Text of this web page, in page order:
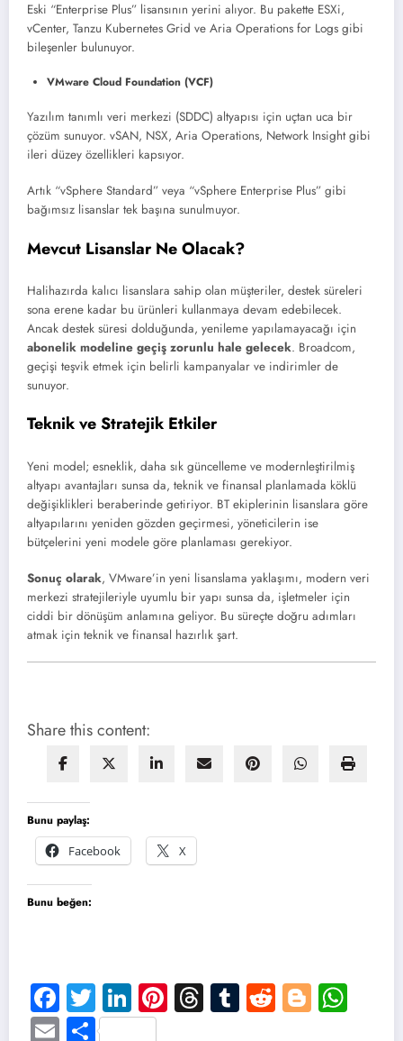
Eski “Enterprise Plus” lisansının yerini alıyor. Bu pakette ESXi,
vCenter, Tanzu Kubernetes Grid ve Aria Operations for Logs gibi
bileşenler bulunuyor.
VMware Cloud Foundation (VCF)
Yazılım tanımlı veri merkezi (SDDC) altyapısı için uçtan uca bir
çözüm sunuyor. vSAN, NSX, Aria Operations, Network Insight gibi
ileri düzey özellikleri kapsıyor.
Artık “vSphere Standard” veya “vSphere Enterprise Plus” gibi
bağımsız lisanslar tek başına sunulmuyor.
Mevcut Lisanslar Ne Olacak?
Halihazırda kalıcı lisanslara sahip olan müşteriler, destek süreleri
sona erene kadar bu ürünleri kullanmaya devam edebilecek.
Ancak destek süresi dolduğunda, yenileme yapılamayacağı için
abonelik modeline geçiş zorunlu hale gelecek. Broadcom,
geçişi teşvik etmek için belirli kampanyalar ve indirimler de
sunuyor.
Teknik ve Stratejik Etkiler
Yeni model; esneklik, daha sık güncelleme ve modernleştirilmiş
altyapı avantajları sunsa da, teknik ve finansal planlamada köklü
değişiklikleri beraberinde getiriyor. BT ekiplerinin lisanslara göre
altyapılarını yeniden gözden geçirmesi, yöneticilerin ise
bütçelerini yeni modele göre planlaması gerekiyor.
Sonuç olarak, VMware’in yeni lisanslama yaklaşımı, modern veri
merkezi stratejileriyle uyumlu bir yapı sunsa da, işletmeler için
ciddi bir dönüşüm anlamına geliyor. Bu süreçte doğru adımları
atmak için teknik ve finansal hazırlık şart.
Share this content:
Bunu paylaş:
Facebook
X
Bunu beğen:
Facebook
TwitterLinkedIn
Pinterest
Threads
Tumblr
Reddit
EmailShare